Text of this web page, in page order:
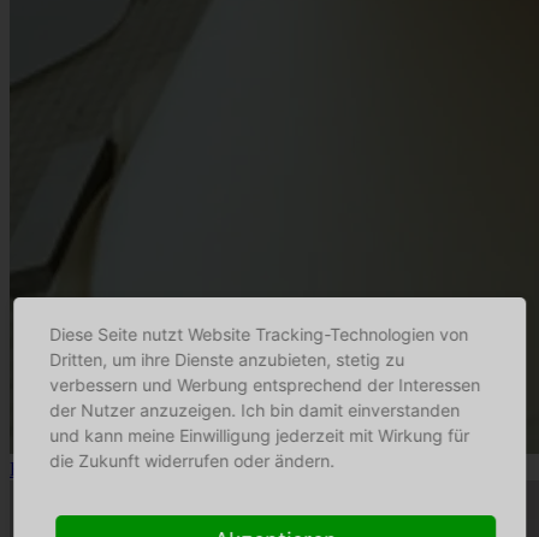
Fitz Leuchtenmanufaktur
Diese Seite nutzt Website Tracking-Technologien von
Dritten, um ihre Dienste anzubieten, stetig zu
verbessern und Werbung entsprechend der Interessen
der Nutzer anzuzeigen. Ich bin damit einverstanden
und kann meine Einwilligung jederzeit mit Wirkung für
die Zukunft widerrufen oder ändern.